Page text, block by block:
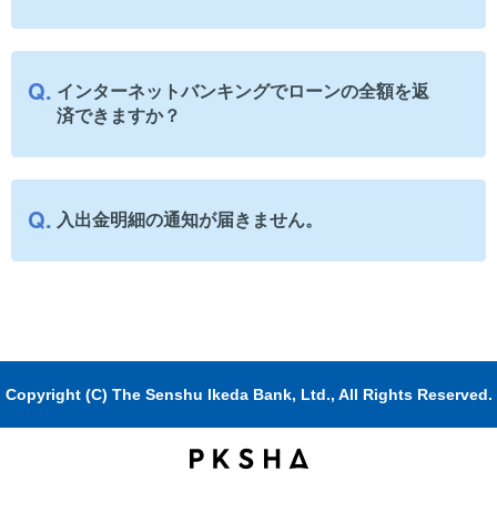
インターネットバンキングでローンの全額を返
済できますか？
入出金明細の通知が届きません。
Copyright (C) The Senshu Ikeda Bank, Ltd., All Rights Reserved.